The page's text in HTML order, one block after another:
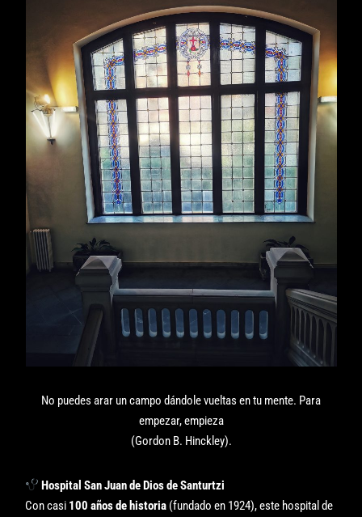
No puedes arar un campo dándole vueltas en tu mente. Para
empezar, empieza
(Gordon B. Hinckley).
Hospital San Juan de Dios de Santurtzi
Con casi 100 años de historia (fundado en 1924), este hospital de